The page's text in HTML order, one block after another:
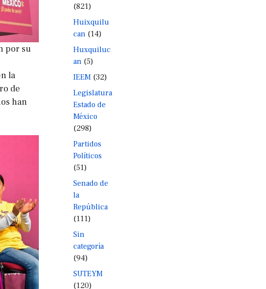
por su
la
de
han
(821)
Huixquilu
can (14)
Huxquiluc
an (5)
IEEM (32)
Legislatura
Estado de
México
(298)
Partidos
Políticos
(51)
Senado de
la
República
(111)
Sin
categoría
(94)
SUTEYM
(120)